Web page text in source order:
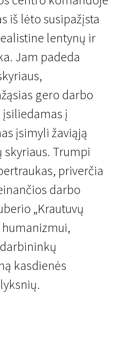
iš lėto susipažįsta
lentynų ir
Jam padeda
gero darbo
įsiliedamas į
įsimyli žaviąją
skyriaus. Trumpi
priverčia
darbo
„Krautuvų
humanizmui,
kasdienės